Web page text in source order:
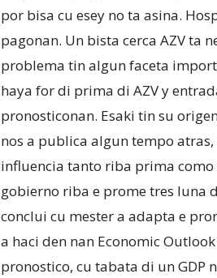
por bisa cu esey no ta asina.
pagonan. Un bista cerca AZV ta
problema tin algun faceta
haya for di prima di AZV y
pronosticonan. Esaki tin su
nos a publica algun tempo
influencia tanto riba prima como
gobierno riba e prome tres luna
conclui cu mester a adapta e
a haci den nan Economic
pronostico, cu tabata di un GDP